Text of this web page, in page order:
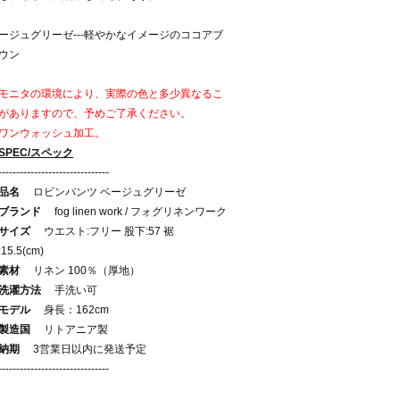
ジュグリーゼ---軽やかなイメージのココアブ
ン
ニタの環境により、実際の色と多少異なるこ
ありますので、予めご了承ください。
ンウォッシュ加工。
スペック
名
ロビンパンツ ベージュグリーゼ
ブランド
fog linen work / フォグリネンワーク
イズウエスト:フリー 股下:57 裾
材リネン 100％（厚地）
濯方法 手洗い可
モデル身長：162cm
造国
リトアニア製
期 3営業日以内に発送予定